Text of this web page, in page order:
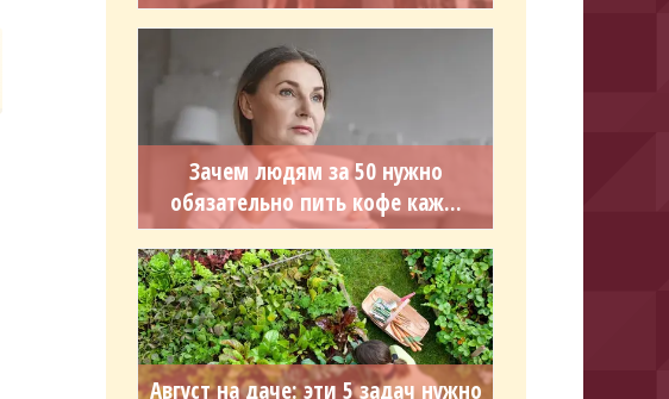
Зачем людям за 50 нужно
обязательно пить кофе каж...
Август на даче: эти 5 задач нужно